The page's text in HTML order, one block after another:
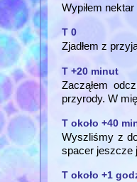
Wypiłem
T 0
Zjadłem z
T +20 minut
Zacząłem
przyrody. W
T około +40
Wyszliśmy z
spacer jeszcze
T około +1